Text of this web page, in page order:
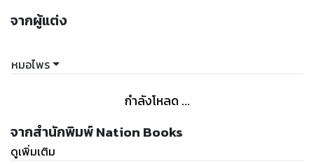
จากผู้แต่ง
หมอไพร
กำลังโหลด ...
จากสำนักพิมพ์ Nation Books
ดูเพิ่มเติม